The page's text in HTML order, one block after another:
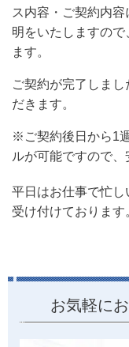
ス内容・ご契約内容
明をいたしますの
ます。
ご契約が完了しま
だきます。
※ご契約後日から1
ルが可能ですので、
平日はお仕事で忙
受け付けております
お気軽に